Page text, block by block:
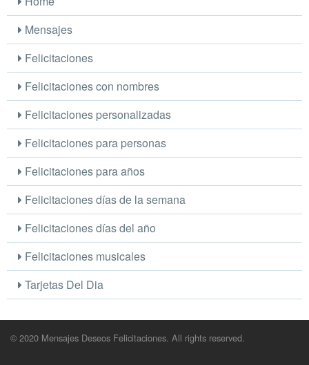
Mensajes
Felicitaciones
Felicitaciones con nombres
Felicitaciones personalizadas
Felicitaciones para personas
Felicitaciones para años
Felicitaciones días de la semana
Felicitaciones días del año
Felicitaciones musicales
Tarjetas Del Dia
© 2020 Mensajes Deseos Felicitaciones. All rights reserved.